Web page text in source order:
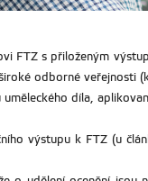
FTZ s přiloženým
odborné veřejnosti
díla,
výstupu k FTZ (u